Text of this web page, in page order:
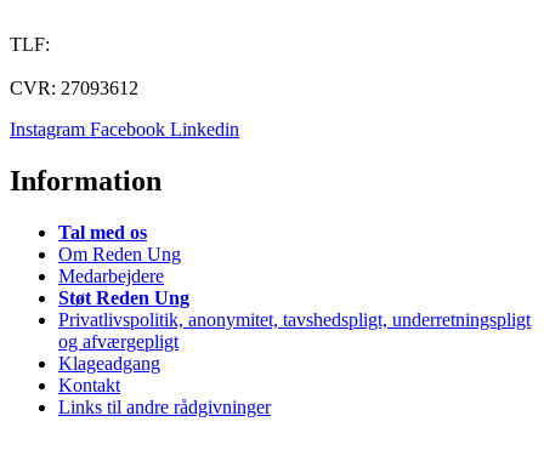
TLF:
CVR: 27093612
Instagram Facebook Linkedin
Information
Tal med os
Om Reden Ung
Medarbejdere
Støt Reden Ung
Privatlivspolitik, anonymitet, tavshedspligt, underretningspligt
og afværgepligt
Klageadgang
Kontakt
Links til andre rådgivninger